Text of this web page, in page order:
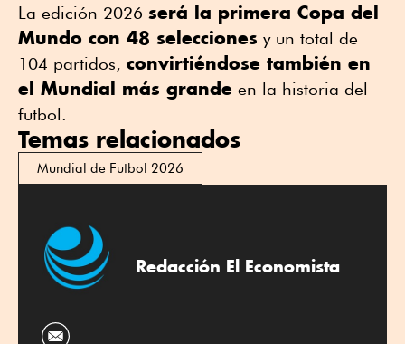
La edición 2026 será la primera Copa del
Mundo con 48 selecciones y un total de
104 partidos, convirtiéndose también en
el Mundial más grande en la historia del
futbol.
Temas relacionados
Mundial de Futbol 2026
Redacción El Economista